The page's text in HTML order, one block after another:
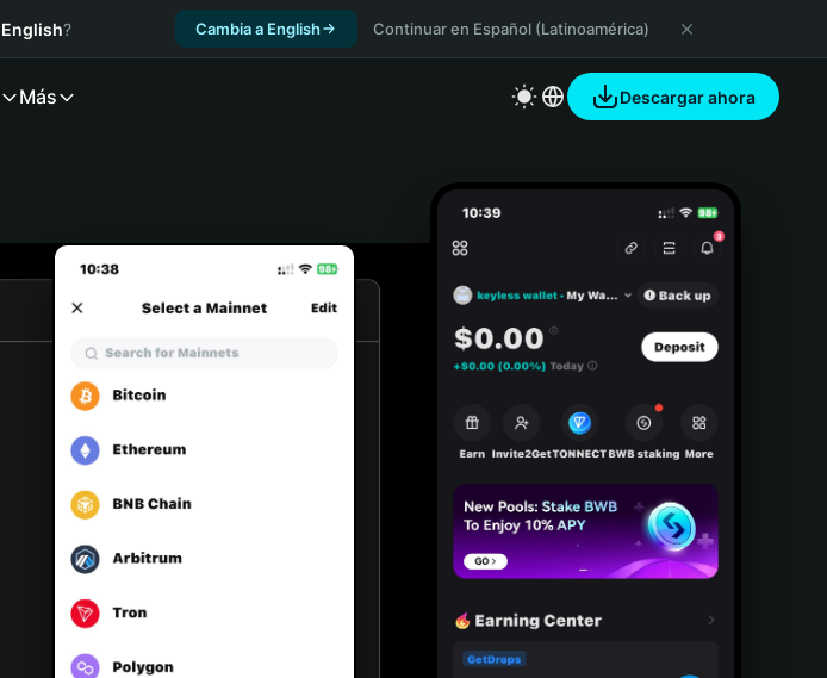
English? Cambia a English Continuar en Español (Latinoamérica)
Más Descargar ahora